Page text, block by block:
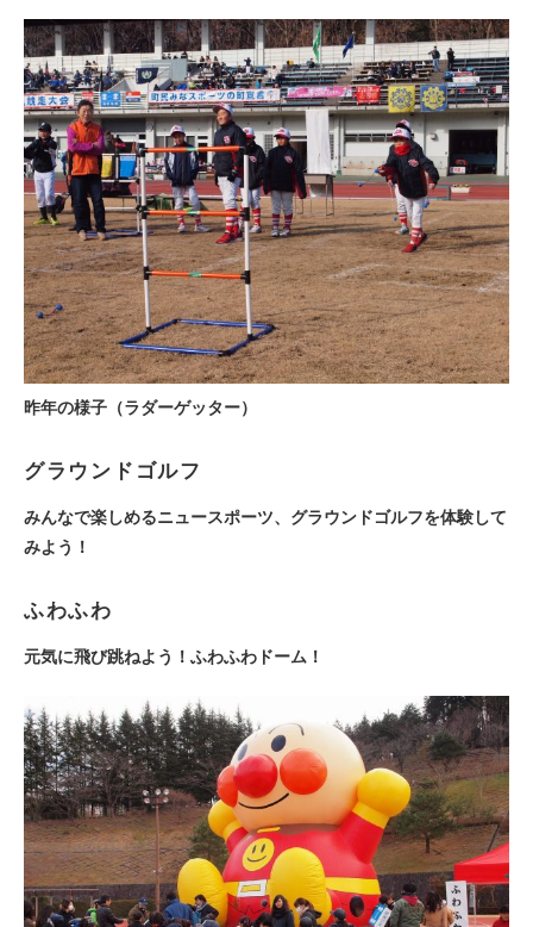
昨年の様子（ラダーゲッター）
グラウンドゴルフ
みんなで楽しめるニュースポーツ、グラウンドゴルフを体験して
みよう！
ふわふわ
元気に飛び跳ねよう！ふわふわドーム！